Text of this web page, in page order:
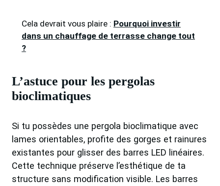
Cela devrait vous plaire : Pourquoi investir
dans un chauffage de terrasse change tout
?
L’astuce pour les pergolas
bioclimatiques
Si tu possèdes une pergola bioclimatique avec
lames orientables, profite des gorges et rainures
existantes pour glisser des barres LED linéaires.
Cette technique préserve l’esthétique de ta
structure sans modification visible. Les barres